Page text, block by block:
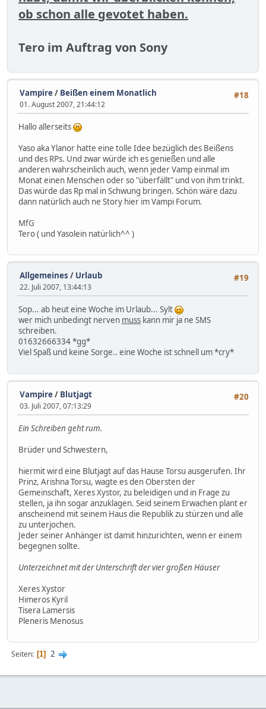
ob schon alle gevotet haben.
Tero im Auftrag von Sony
#18
Vampire/ Beißen einem Monatlich
01. August 2007, 21:44:12
Hallo allerseits
Yaso aka Ylanor hatte eine tolle Idee bezüglich des Beißens
und des RPs. Und zwar würde ich es genießen und alle
anderen wahrscheinlich auch, wenn jeder Vamp einmal im
Monat einen Menschen oder so "überfällt" und von ihm trinkt.
Das würde das Rp mal in Schwung bringen. Schön wäre dazu
dann natürlich auch ne Story hier im Vampi Forum.
MfG
Tero ( und Yasolein natürlich^^ )
#19
Allgemeines / Urlaub
22. Juli 2007, 13:44:13
Sop... ab heut eine Woche im Urlaub... Sylt
wer mich unbedingt nerven muss kann mir ja ne SMS
schreiben.
01632666334 *gg*
Viel Spaß und keine Sorge.. eine Woche ist schnell um *cry*
#20
Vampire/ Blutjagt
03. Juli 2007, 07:13:29
Ein Schreiben geht rum.
Brüder und Schwestern,
hiermit wird eine Blutjagt auf das Hause Torsu ausgerufen. Ihr
Prinz, Arishna Torsu, wagte es den Obersten der
Gemeinschaft, Xeres Xystor, zu beleidigen und in Frage zu
stellen, ja ihn sogar anzuklagen. Seid seinem Erwachen plant er
anscheinend mit seinem Haus die Republik zu stürzen und alle
zu unterjochen.
Jeder seiner Anhänger ist damit hinzurichten, wenn er einem
begegnen sollte.
Unterzeichnet mit der Unterschrift der vier großen Häuser
Xeres Xystor
Himeros Kyril
Tisera Lamersis
Pleneris Menosus
Seiten 1 2